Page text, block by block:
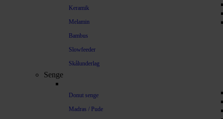
Keramik
Melamin
Bambus
Slowfeeder
Skålunderlag
Senge
Donut senge
Madras / Pude